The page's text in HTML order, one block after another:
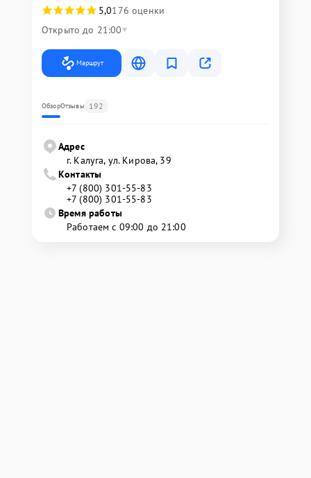
5,0176 оценки
Открыто до 21:00
Маршрут
ОбзорОтзывы 192
Адрес
г. Калуга, ул. Кирова, 39
Контакты
+7 (800) 301-55-83
+7 (800) 301-55-83
Время работы
Работаем с 09:00 до 21:00